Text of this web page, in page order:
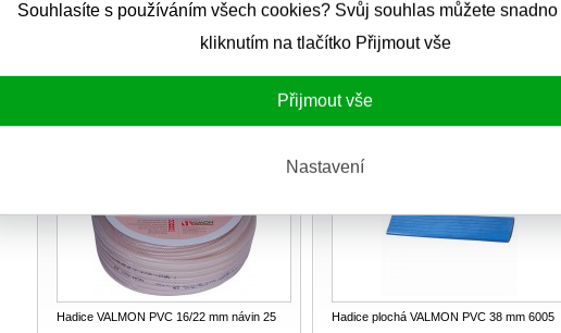
Souhlasíte s používáním všech cookies? Svůj souhlas můžete
kliknutím na tlačítko Přijmout vše
Přijmout vše
Nastavení
Hadice VALMON PVC 1/2 " transparentní
Detail
Hadice VALMON PVC 12,7/17 mm návin
Detail
Hadice VALMON PVC 16/22 mm návin 25
Hadice plochá VALMON PVC 38 mm 6005